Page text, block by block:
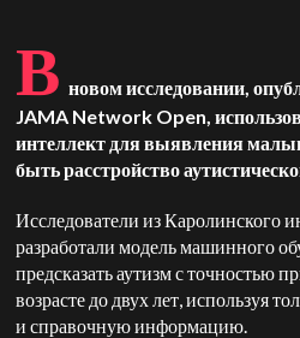
В новом исследовании,
JAMA Network Open,
интеллект для выявления
быть расстройство
Исследователи из Каролинского
разработали модель машинного
предсказать аутизм с точностью
возрасте до двух лет, используя
и справочную информацию.